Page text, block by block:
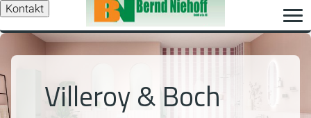
Kontakt
Villeroy & Boch